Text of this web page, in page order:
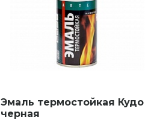
Эмаль термостойкая Кудо
черная